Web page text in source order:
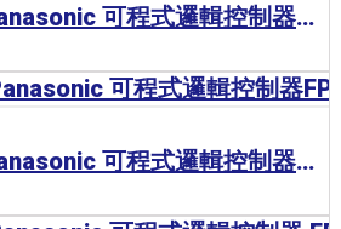
Panasonic 可程式邏輯控制器FP0R
Panasonic 可程式邏輯控制器FP-X